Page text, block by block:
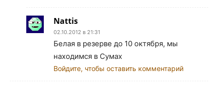
Nattis
02.10.2012 в 21:31
Белая в резерве до 10 октября, мы
находимся в Сумах
Войдите, чтобы оставить комментарий